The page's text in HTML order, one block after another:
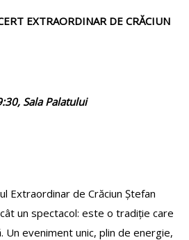
EXTRAORDINAR DE CRĂCIUN
:30, Sala Palatului
Extraordinar de Crăciun Ștefan
un spectacol: este o tradiție care
Un eveniment unic, plin de energie,